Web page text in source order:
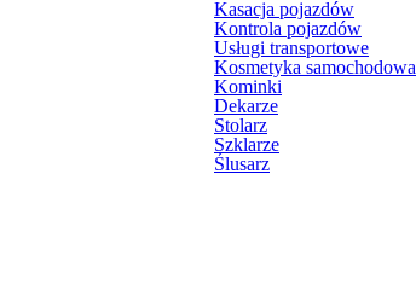
Kasacja pojazdów
Kontrola pojazdów
Usługi transportowe
Kosmetyka samochodowa
Kominki
Dekarze
Stolarz
Szklarze
Ślusarz